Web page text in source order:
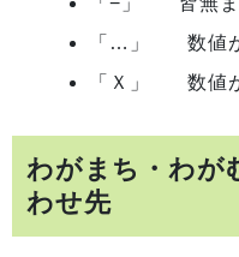
「…」
数値
「Ｘ」
数値
わがまち・わが
わせ先